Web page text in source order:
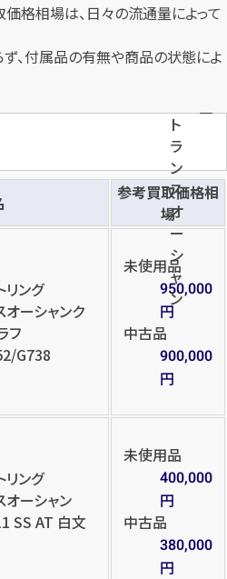
価格相場は、日々の流通量によって
ず、付属品の有無や商品の状態によ
ト
ラ
ン
ス
オ
ー
シ
ャ
ン
参考買取価格相
場
リング
オーシャンク
フ
G738
未使用品
950,000
円
中古品
900,000
円
リング
オーシャン
SS AT 白文
未使用品
400,000
円
中古品
380,000
円